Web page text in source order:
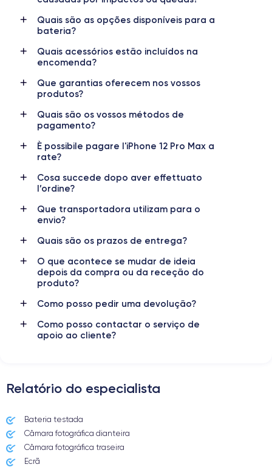
OLED 6.7 polegadas 1284 x 2778 pixels
Apple A14 Bionic 6
GPU 4-Core 3.1 GHz
Câmera Câmera Frontal
Resolução de vídeo
Bateria
Rede móvel Desbloqueado
Sim, todos os operadores
Quais são as opções disponíveis para a
bateria?
Quais acessórios estão incluídos na
encomenda?
Que garantias oferecem nos vossos
produtos?
Quais são os vossos métodos de
pagamento?
È possibile pagare l'iPhone 12 Pro Max a
rate?
Cosa succede dopo aver effettuato
l’ordine?
Que transportadora utilizam para o
envio?
Quais são os prazos de entrega?
O que acontece se mudar de ideia
depois da compra ou da receção do
produto?
Como posso pedir uma devolução?
Como posso contactar o serviço de
apoio ao cliente?
Relatório do especialista
Bateria testada
Câmara fotográfica dianteira
Câmara fotográfica traseira
Ecrã